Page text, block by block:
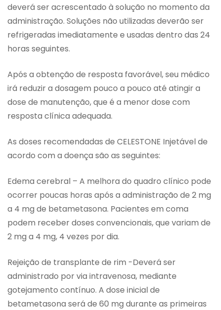
deverá ser acrescentado à solução no momento da
administração. Soluções não utilizadas deverão ser
refrigeradas imediatamente e usadas dentro das 24
horas seguintes.
Após a obtenção de resposta favorável, seu médico
irá reduzir a dosagem pouco a pouco até atingir a
dose de manutenção, que é a menor dose com
resposta clínica adequada.
As doses recomendadas de CELESTONE Injetável de
acordo com a doença são as seguintes:
Edema cerebral – A melhora do quadro clínico pode
ocorrer poucas horas após a administração de 2 mg
a 4 mg de betametasona. Pacientes em coma
podem receber doses convencionais, que variam de
2 mg a 4 mg, 4 vezes por dia.
Rejeição de transplante de rim -Deverá ser
administrado por via intravenosa, mediante
gotejamento contínuo. A dose inicial de
betametasona será de 60 mg durante as primeiras